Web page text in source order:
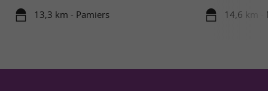
13,3 km - Pamiers 14,6 km -